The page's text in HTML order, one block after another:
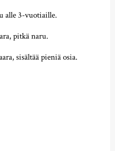
alle 3-vuotiaille.
pitkä naru.
sisältää pieniä osia.